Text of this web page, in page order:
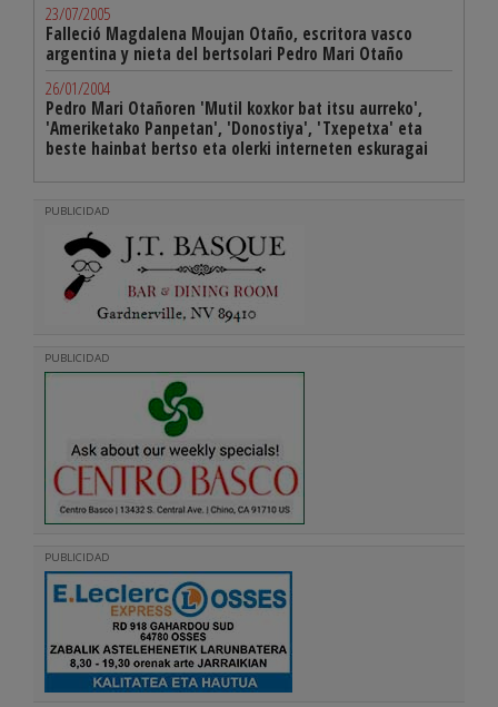
23/07/2005
Falleció Magdalena Moujan Otaño, escritora vasco
argentina y nieta del bertsolari Pedro Mari Otaño
26/01/2004
Pedro Mari Otañoren 'Mutil koxkor bat itsu aurreko',
'Ameriketako Panpetan', 'Donostiya', 'Txepetxa' eta
beste hainbat bertso eta olerki interneten eskuragai
PUBLICIDAD
PUBLICIDAD
PUBLICIDAD